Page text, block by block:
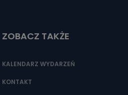
ZOBACZ TAKŻE
KALENDARZ WYDARZEŃ
KONTAKT